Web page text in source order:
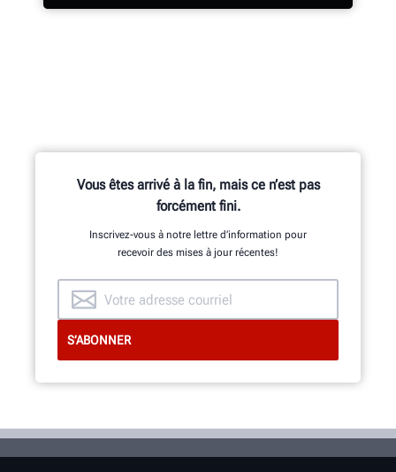
et développement composée
d’ingénieurs en mécanique, en
électricité et en logiciels.
Vous êtes arrivé à la fin, mais ce n’est pas
forcément fini.
Inscrivez-vous à notre lettre d’information pour
recevoir des mises à jour récentes!